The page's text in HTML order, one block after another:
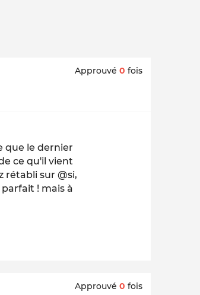
Approuvé 0 fois
que le dernier
ce qu'il vient
rétabli sur @si,
! mais à
Approuvé 0 fois